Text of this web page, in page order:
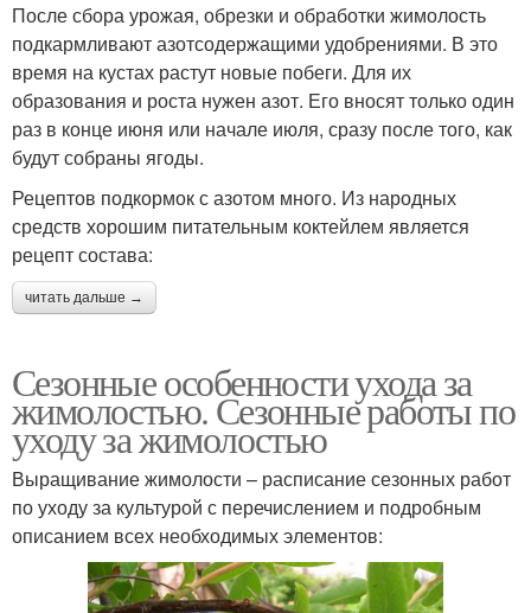
После сбора урожая, обрезки и обработки жимолость
подкармливают азотсодержащими удобрениями. В это
время на кустах растут новые побеги. Для их
образования и роста нужен азот. Его вносят только один
раз в конце июня или начале июля, сразу после того, как
будут собраны ягоды.
Рецептов подкормок с азотом много. Из народных
средств хорошим питательным коктейлем является
рецепт состава:
читать дальше →
Сезонные особенности ухода за
жимолостью. Сезонные работы по
уходу за жимолостью
Выращивание жимолости – расписание сезонных работ
по уходу за культурой с перечислением и подробным
описанием всех необходимых элементов: